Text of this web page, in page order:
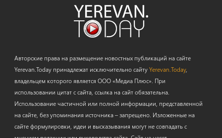
Авторские права на размещение новостных публикаций на сайте
Yerevan.Today принадлежат исключительно сайтуYerevan.Today,
владельцем которого является ООО «Медиа Плюс». При
использовании цитат с сайта, ссылка на сайт обязательна.
Использование частичной или полной информации, представленной
на сайте, без упоминания источника – запрещено. Изложенные на
сайте формулировки, идеи и высказывания могут не совпадать с